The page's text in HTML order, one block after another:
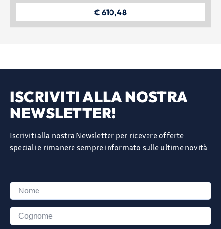
€ 610,48
ISCRIVITI ALLA NOSTRA
NEWSLETTER!
Iscriviti alla nostra Newsletter per ricevere offerte
speciali e rimanere sempre informato sulle ultime novità